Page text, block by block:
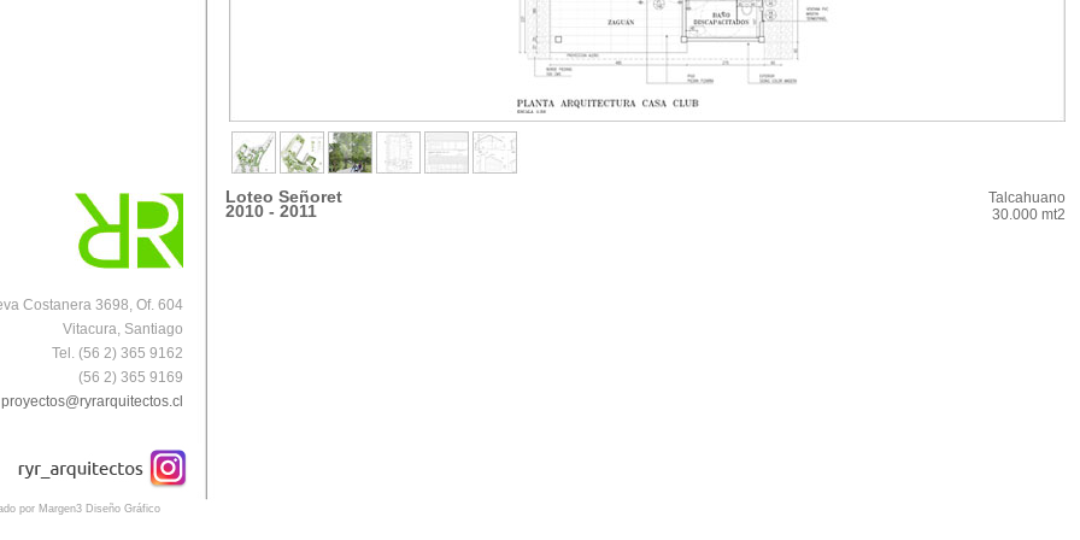
Costanera 3698, Of. 604
Vitacura, Santiago
Tel. (56 2) 365 9162
(56 2) 365 9169
proyectos@ryrarquitectos.cl
Loteo Señoret
2010 - 2011
Talcahuano
30.000 mt2
por Margen3 Diseño Gráfico